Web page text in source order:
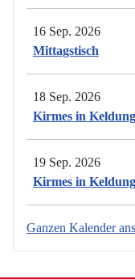
16 Sep. 2026
Mittagstisch
18 Sep. 2026
Kirmes in Keldung
19 Sep. 2026
Kirmes in Keldung
Ganzen Kalender